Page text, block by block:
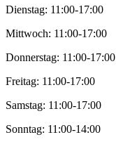
Dienstag: 11:00-17:00
Mittwoch: 11:00-17:00
Donnerstag: 11:00-17:00
Freitag: 11:00-17:00
Samstag: 11:00-17:00
Sonntag: 11:00-14:00